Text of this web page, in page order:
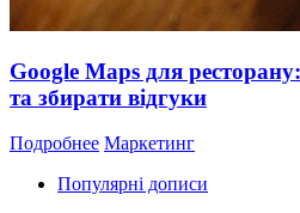
Google Maps для
та збирати відгуки
Подробнее Маркетинг
Популярні дописи